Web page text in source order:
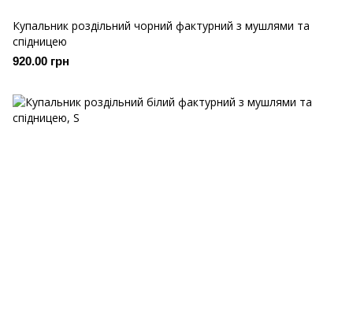
Купальник роздільний чорний фактурний з мушлями та
спідницею
920.00 грн